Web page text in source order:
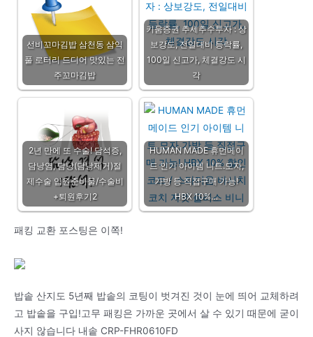
선비꼬마김밥 삼천동 삼익
풀 로터리 드디어 맛있는 전
주꼬마김밥
키움증권 추세추수투자 : 상
보강도, 전일대비 등락률,
100일 신고가, 체결강도 시
각
2년 만에 또 수술! 담석증,
담낭염, 담낭(담낭제거)절
제수술 입원준비물/수술비
+퇴원후기2
HUMAN MADE 휴먼메이
드 인기 아이템 니트.모자,
가방 등 직접구매 가능!
HBX 10%…
패킹 교환 포스팅은 이쪽!
밥솥 산지도 5년째 밥솥의 코팅이 벗겨진 것이 눈에 띄어 교체하려
고 밥솥을 구입!고무 패킹은 가까운 곳에서 살 수 있기 때문에 굳이
사지 않습니다 내솥 CRP-FHR0610FD